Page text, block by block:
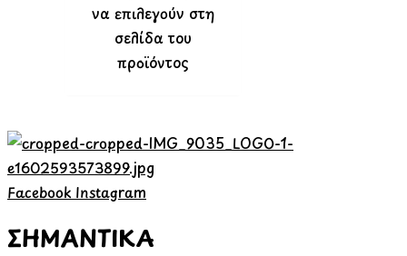
να επιλεγούν στη
σελίδα του
προϊόντος
Facebook Instagram
ΣΗΜΑΝΤΙΚΑ